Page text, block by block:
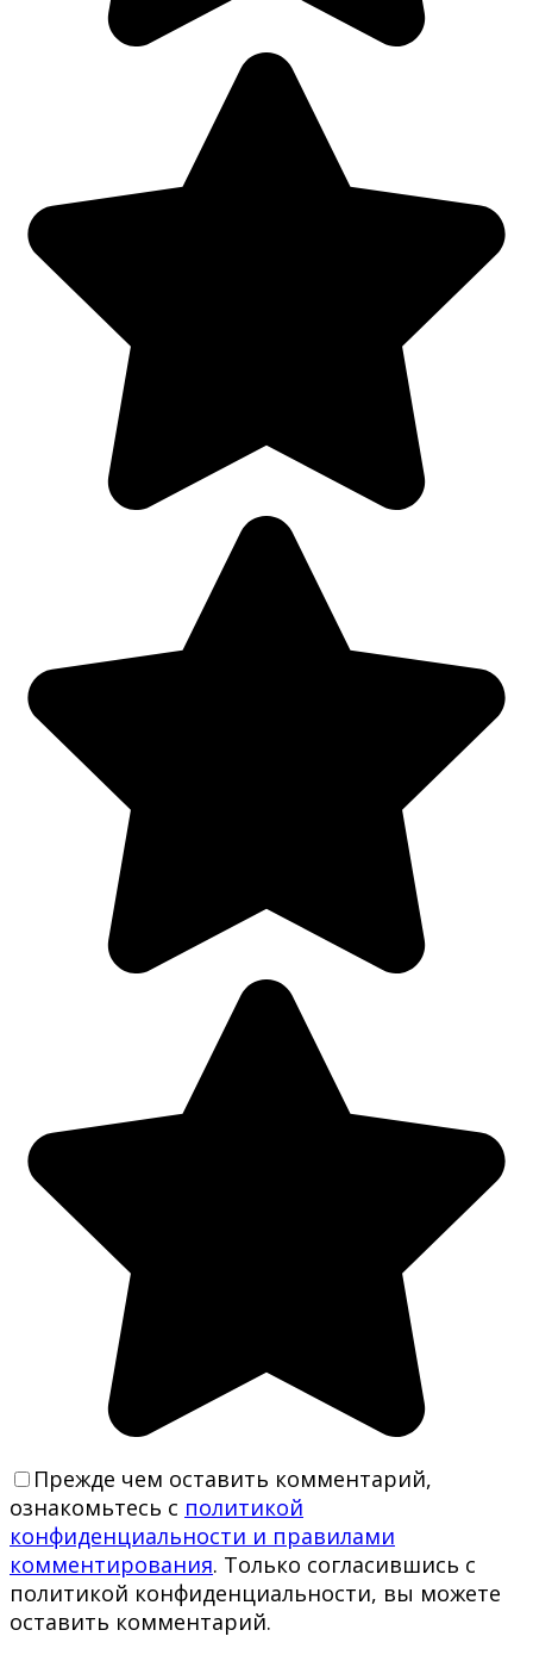
Прежде чем оставить комментарий,
ознакомьтесь с политикой
конфиденциальности и правилами
комментирования. Только согласившись с
политикой конфиденциальности, вы можете
оставить комментарий.